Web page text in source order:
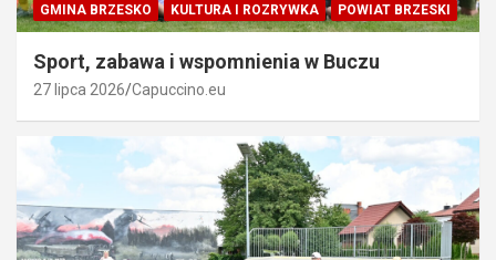
GMINA BRZESKO KULTURA I ROZRYWKA POWIAT BRZESKI
Sport, zabawa i wspomnienia w Buczu
27 lipca 2026 Capuccino.eu